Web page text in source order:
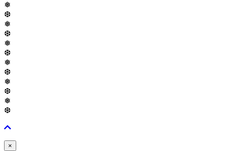
❅
❆
❅
❆
❅
❆
❅
❆
❅
❆
❅
❆
×